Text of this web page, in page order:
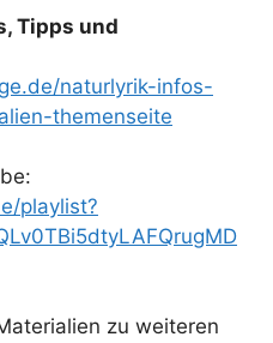
Tipps und
naturlyrik-infos-
themenseite
playlist?
zu weiteren